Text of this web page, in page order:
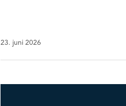
23. juni 2026